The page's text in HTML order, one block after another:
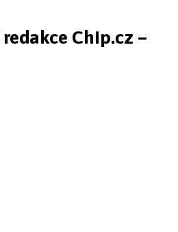
Chip.cz –